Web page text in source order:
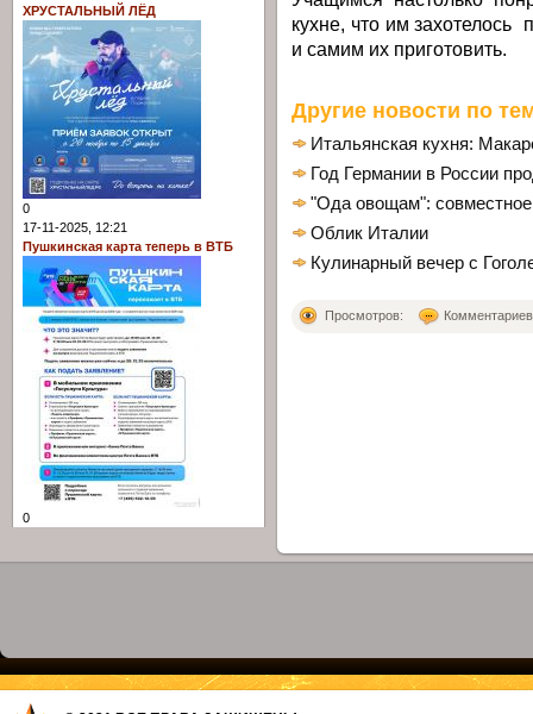
кухне, что им захотелось
и самим их приготовить.
Другие новости по
Итальянская кухня:
Год Германии в России
"Ода овощам":
Облик Италии
Кулинарный вечер с
Просмотров:
ХРУСТАЛЬНЫЙ ЛЁД
0
17-11-2025, 12:21
Пушкинская карта теперь в ВТБ
0